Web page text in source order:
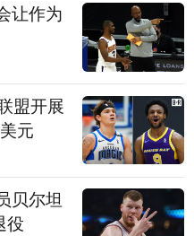
让作为
盟开展
元
贝尔坦
役